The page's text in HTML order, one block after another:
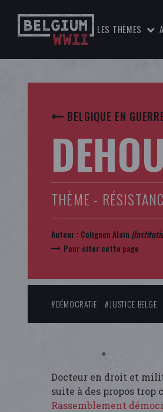
LES THÈMES
BELGIQUE EN
THÈME -
Auteur : Colignon Alain
Pour citer cette page
#DÉMOCRATIE #JUSTICE BELGE
Docteur en droit et
suite à des propos trop
Rassemblement